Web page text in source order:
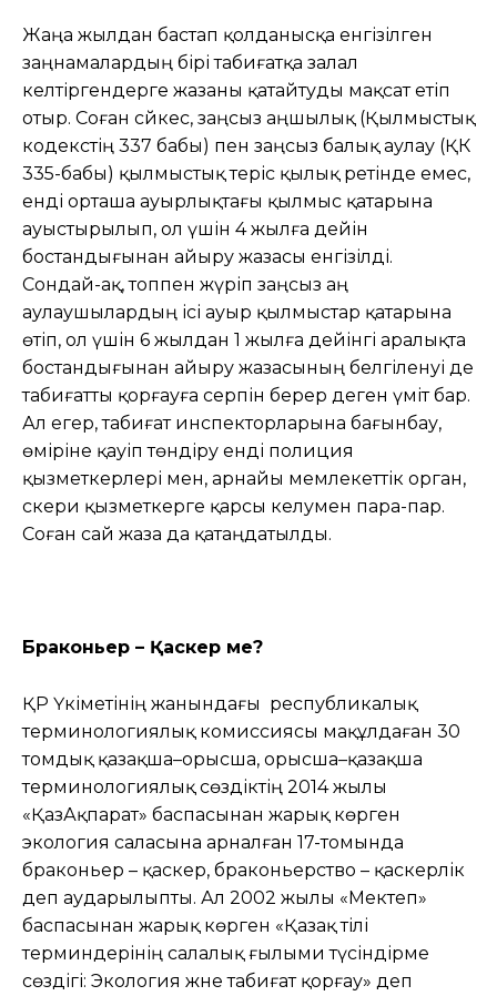
Жаңа жылдан бастап қолданысқа енгізілген
заңнамалардың бірі табиғатқа залал
келтіргендерге жазаны қатайтуды мақсат етіп
отыр. Соған сәйкес, заңсыз аңшылық (Қылмыстық
кодекстің 337 бабы) пен заңсыз балық аулау (ҚК
335-бабы) қылмыстық теріс қылық ретінде емес,
енді орташа ауырлықтағы қылмыс қатарына
ауыстырылып, ол үшін 4 жылға дейін
бостандығынан айыру жазасы енгізілді.
Сондай-ақ, топпен жүріп заңсыз аң
аулаушылардың ісі ауыр қылмыстар қатарына
өтіп, ол үшін 6 жылдан 1 жылға дейінгі аралықта
бостандығынан айыру жазасының белгіленуі де
табиғатты қорғауға серпін берер деген үміт бар.
Ал егер, табиғат инспекторларына бағынбау,
өміріне қауіп төндіру енді полиция
қызметкерлері мен, арнайы мемлекеттік орган,
әскери қызметкерге қарсы келумен пара-пар.
Соған сай жаза да қатаңдатылды.
Браконьер – Қаскер ме?
ҚР Үкіметінің жанындағы республикалық
терминологиялық комиссиясы мақұлдаған 30
томдық қазақша–орысша, орысша–қазақша
терминологиялық сөздіктің 2014 жылы
«ҚазАқпарат» баспасынан жарық көрген
экология саласына арналған 17-томында
браконьер – қаскер, браконьерство – қаскерлік
деп аударылыпты. Ал 2002 жылы «Мектеп»
баспасынан жарық көрген «Қазақ тілі
терминдерінің салалық ғылыми түсіндірме
сөздігі: Экология және табиғат қорғау» деп